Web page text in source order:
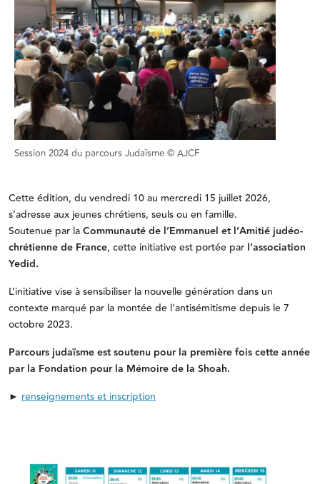
Session 2024 du parcours Judaïsme © AJCF
Cette édition, du vendredi 10 au mercredi 15 juillet 2026,
s’adresse aux jeunes chrétiens, seuls ou en famille.
Soutenue par laCommunauté de l’Emmanuel et l’Amitié judéo-
chrétienne de France, cette initiative est portée par l’association
Yedid.
L’initiative vise à sensibiliser la nouvelle génération dans un
contexte marqué par la montée de l'antisémitisme depuis le 7
octobre 2023.
Parcours judaïsme est soutenu pour la première fois cette année
par la Fondation pour la Mémoire de la Shoah.
► renseignements et inscription